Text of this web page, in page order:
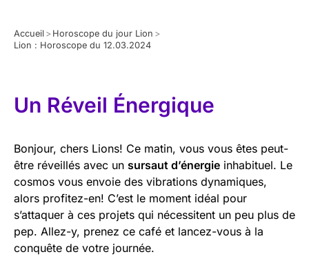
Accueil > Horoscope du jour Lion >
Lion : Horoscope du 12.03.2024
Un Réveil Énergique
Bonjour, chers Lions! Ce matin, vous vous êtes peut-
être réveillés avec un sursaut d’énergie inhabituel. Le
cosmos vous envoie des vibrations dynamiques,
alors profitez-en! C’est le moment idéal pour
s’attaquer à ces projets qui nécessitent un peu plus de
pep. Allez-y, prenez ce café et lancez-vous à la
conquête de votre journée.